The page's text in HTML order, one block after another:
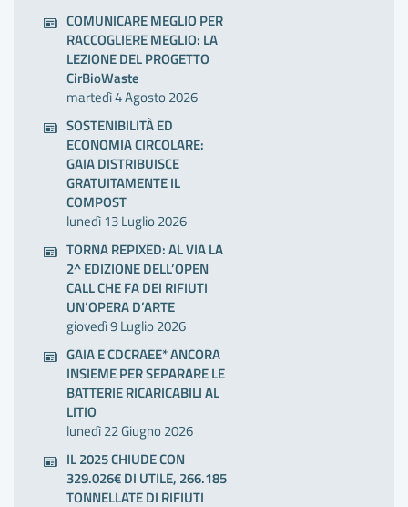
COMUNICARE MEGLIO PER
RACCOGLIERE MEGLIO: LA
LEZIONE DEL PROGETTO
CirBioWaste
martedì 4 Agosto 2026
SOSTENIBILITÀ ED
ECONOMIA CIRCOLARE:
GAIA DISTRIBUISCE
GRATUITAMENTE IL
COMPOST
lunedì 13 Luglio 2026
TORNA REPIXED: AL VIA LA
2^ EDIZIONE DELL’OPEN
CALL CHE FA DEI RIFIUTI
UN’OPERA D’ARTE
giovedì 9 Luglio 2026
GAIA E CDCRAEE* ANCORA
INSIEME PER SEPARARE LE
BATTERIE RICARICABILI AL
LITIO
lunedì 22 Giugno 2026
IL 2025 CHIUDE CON
329.026€ DI UTILE, 266.185
TONNELLATE DI RIFIUTI